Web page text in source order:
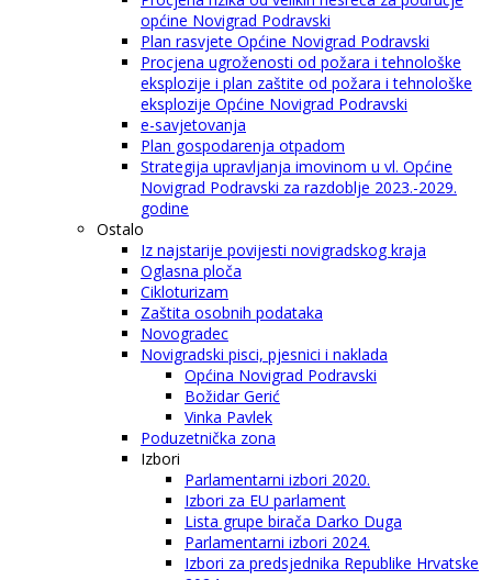
općine Novigrad Podravski
Plan rasvjete Općine Novigrad Podravski
Procjena ugroženosti od požara i tehnološke
eksplozije i plan zaštite od požara i tehnološke
eksplozije Općine Novigrad Podravski
e-savjetovanja
Plan gospodarenja otpadom
Strategija upravljanja imovinom u vl. Općine
Novigrad Podravski za razdoblje 2023.-2029.
godine
Ostalo
Iz najstarije povijesti novigradskog kraja
Oglasna ploča
Cikloturizam
Zaštita osobnih podataka
Novogradec
Novigradski pisci, pjesnici i naklada
Općina Novigrad Podravski
Božidar Gerić
Vinka Pavlek
Poduzetnička zona
Izbori
Parlamentarni izbori 2020.
Izbori za EU parlament
Lista grupe birača Darko Duga
Parlamentarni izbori 2024.
Izbori za predsjednika Republike Hrvatske